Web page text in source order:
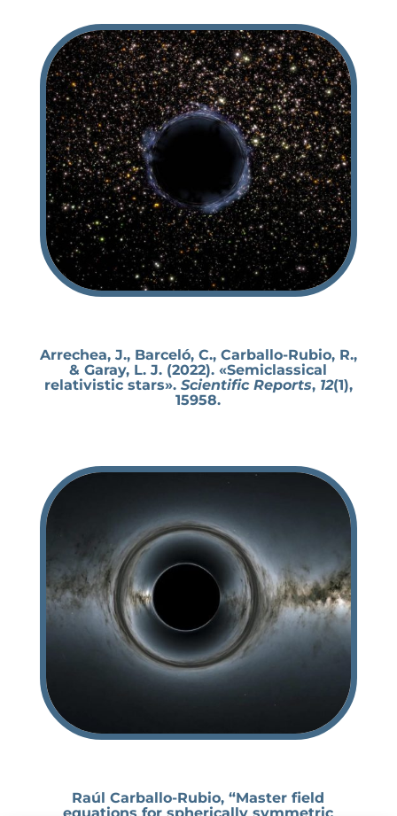
Arrechea, J., Barceló, C., Carballo-Rubio, R.,
& Garay, L. J. (2022). «Semiclassical
relativistic stars». Scientific Reports, 12(1),
15958.
Raúl Carballo-Rubio, “Master field